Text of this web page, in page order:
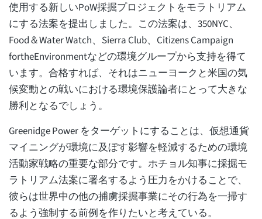
使用する新しいPoW採掘プロジェクトをモラトリアム
にする法案を提出しました。この法案は、350NYC、
Food＆Water Watch、Sierra Club、Citizens Campaign
fortheEnvironmentなどの環境グループから支持を得て
います。合格すれば、それはニューヨークと米国の気
候変動との戦いにおける環境保護論者にとって大きな
勝利となるでしょう。
Greenidge Power をターゲットにすることは、仮想通貨
マイニングが環境に及ぼす影響を軽減するための環境
活動家戦略の重要な部分です。ホチョル知事に採掘モ
ラトリアム法案に署名するよう圧力をかけることで、
彼らは世界中の他の捕虜採掘事業にその行為を一掃す
るよう強制する前例を作りたいと考えている。